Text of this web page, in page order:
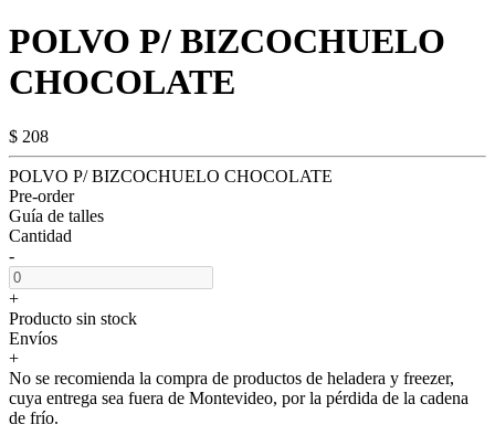
POLVO P/ BIZCOCHUELO
CHOCOLATE
$ 208
POLVO P/ BIZCOCHUELO CHOCOLATE
Pre-order
Guía de talles
Cantidad
-
+
Producto sin stock
Envíos
+
No se recomienda la compra de productos de heladera y freezer,
cuya entrega sea fuera de Montevideo, por la pérdida de la cadena
de frío.